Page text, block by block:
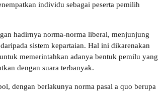
individu sebagai peserta pemilih
hadirnya norma-norma liberal, menjunjung
sistem kepartaian. Hal ini dikarenakan
memerintahkan adanya bentuk pemilu yang
dengan suara terbanyak.
dengan berlakunya norma pasal a quo berupa